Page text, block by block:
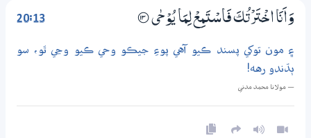
20:13 وَاَنَا اخْتَرْتُكَ فَاسْتَمِعْ لِمَا يُوْحٰى ؀13
۽ مون توکي پسند ڪيو آهي پوءِ جيڪو وحي ڪيو وڃي ٿو، سو
ٻڌندو رهه!
— مولانا محمد مدني